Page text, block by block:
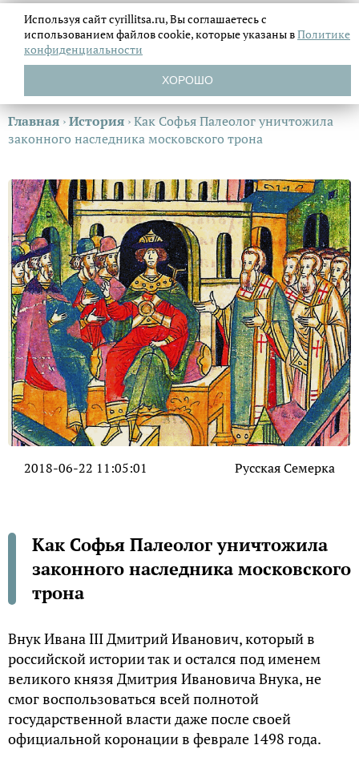
Главная ›История ›Как Софья Палеолог уничтожила
законного наследника московского трона
2018-06-22 11:05:01 Русская Семерка
Как Софья Палеолог уничтожила
законного наследника московского
трона
Внук Ивана III Дмитрий Иванович, который в
российской истории так и остался под именем
великого князя Дмитрия Ивановича Внука, не
смог воспользоваться всей полнотой
государственной власти даже после своей
официальной коронации в феврале 1498 года.
Используя сайт cyrillitsa.ru, Вы соглашаетесь с
использованием файловcookie, которые указаны вПолитике
конфиденциальности
ХОРОШО